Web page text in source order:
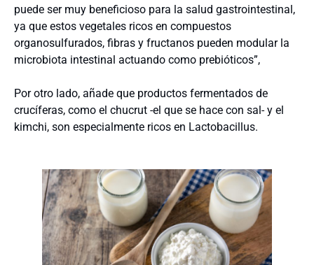
puede ser muy beneficioso para la salud gastrointestinal,
ya que estos vegetales ricos en compuestos
organosulfurados, fibras y fructanos pueden modular la
microbiota intestinal actuando como prebióticos”,
Por otro lado, añade que productos fermentados de
crucíferas, como el chucrut -el que se hace con sal- y el
kimchi, son especialmente ricos en Lactobacillus.